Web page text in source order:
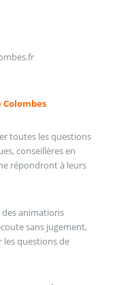
Colombes
toutes les questions
conseillères en
répondront à leurs
animations
sans jugement,
les questions de